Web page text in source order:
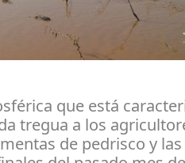
que está
tregua a los
de pedrisco y